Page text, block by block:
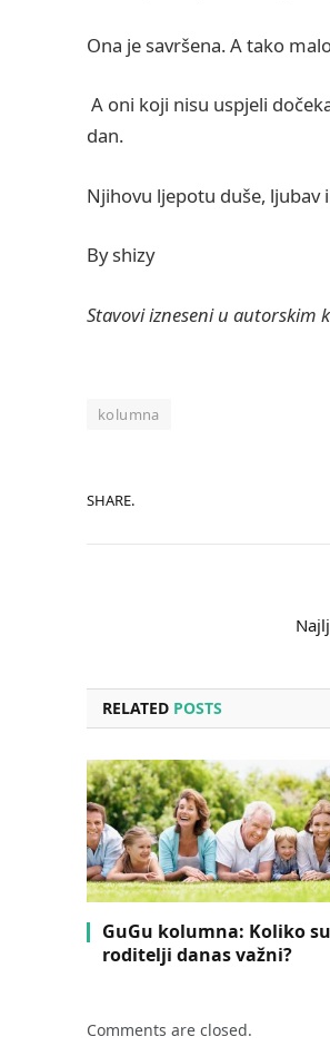
Ona je savršena. A tako
A oni koji nisu uspjeli
dan.
Njihovu ljepotu duše,
By shizy
Stavovi izneseni u
kolumna
SHARE.
RELATED POSTS
GuGu kolumna: Koliko su
roditelji danas važni?
Comments are closed.